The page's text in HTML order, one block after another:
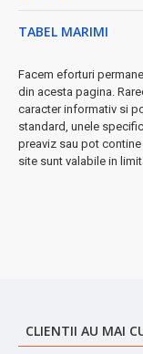
• Cratiță
Caracteristici
• Gradații
• Distribuție
• Design
• Rezistență
TABEL MARIMI
Facem eforturi
din acesta pagina.
caracter informativ si
standard, unele
preaviz sau pot
site sunt valabile in
CLIENTII AU MAI